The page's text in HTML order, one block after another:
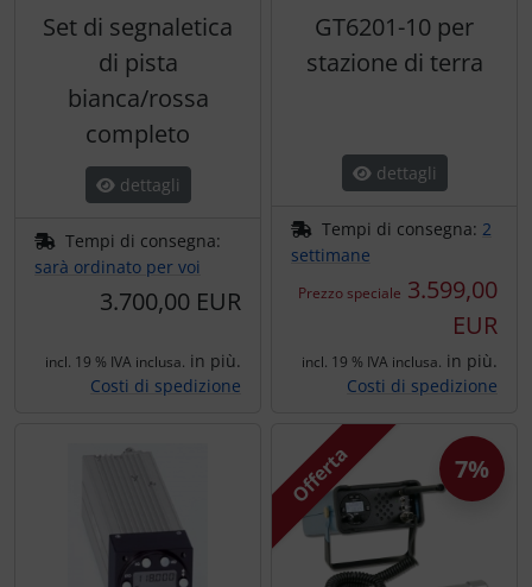
Set di segnaletica
di pista
bianca/rossa
completo
dettagli
Tempi di consegna:
sarà ordinato per voi
3.700,00 EUR
incl. 19 % IVA inclusa. in più.
Costi di spedizione
GT6201-10 per
stazione di terra
dettagli
Tempi di consegna: 2
settimane
Prezzo speciale 3.599,00
EUR
incl. 19 % IVA inclusa. in più.
Costi di spedizione
Offerta 7%